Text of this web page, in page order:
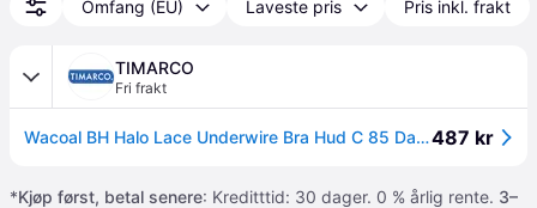
Omfang (EU) Laveste pris Pris inkl. frakt
TIMARCO
Fri frakt
Wacoal BH Halo Lace Underwire Bra Hud C 85 Dame487 kr
*Kjøp først, betal senere: Kreditttid: 30 dager. 0 % årlig rente. 3–